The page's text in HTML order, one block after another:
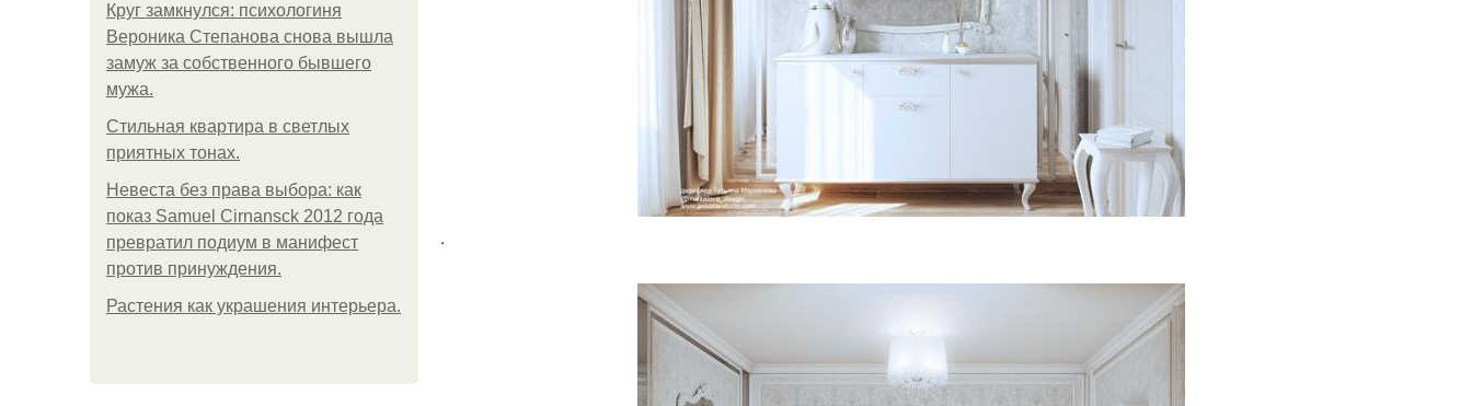
Круг замкнулся: психологиня
Вероника Степанова снова вышла
замуж за собственного бывшего
мужа.
Стильная квартира в светлых
приятных тонах.
Невеста без права выбора: как
показ Samuel Cirnansck 2012 года
превратил подиум в манифест
против принуждения.
Растения как украшения интерьера.
.